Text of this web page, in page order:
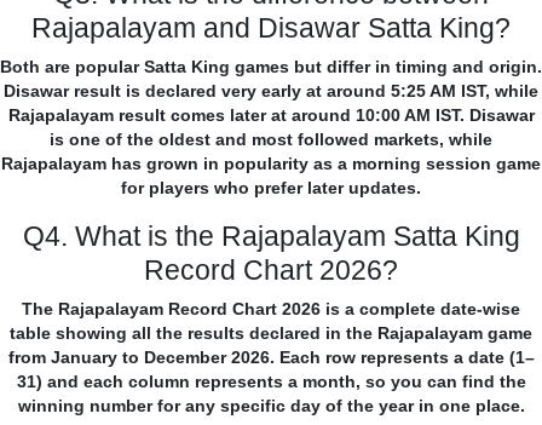
Rajapalayam and Disawar Satta King?
Both are popular Satta King games but differ in timing and origin.
Disawar result is declared very early at around 5:25 AM IST, while
Rajapalayam result comes later at around 10:00 AM IST. Disawar
is one of the oldest and most followed markets, while
Rajapalayam has grown in popularity as a morning session game
for players who prefer later updates.
Q4. What is the Rajapalayam Satta King
Record Chart 2026?
The Rajapalayam Record Chart 2026 is a complete date-wise
table showing all the results declared in the Rajapalayam game
from January to December 2026. Each row represents a date (1–
31) and each column represents a month, so you can find the
winning number for any specific day of the year in one place.